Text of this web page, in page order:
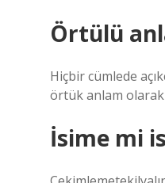
Örtülü
Hiçbir cümlede
örtük anlam olarak
İsime mi